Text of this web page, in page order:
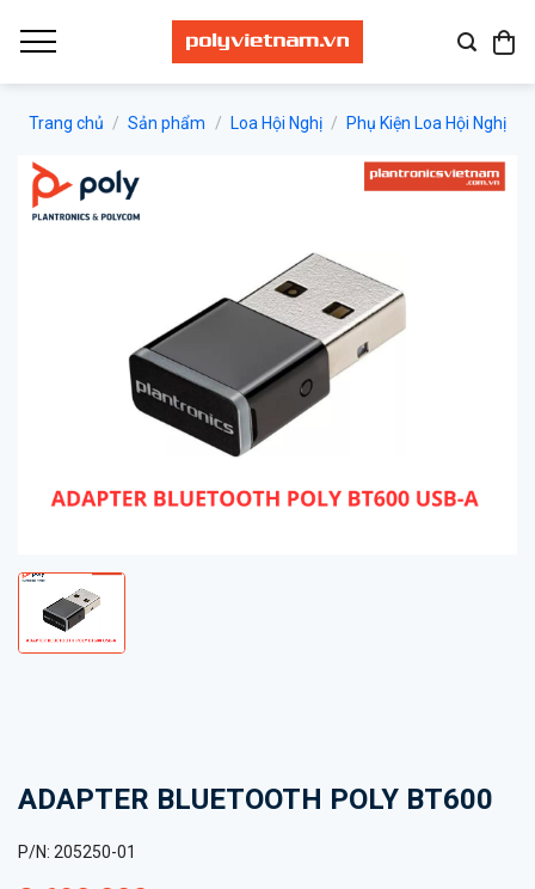
qua
Trang chủ / Sản phẩm / Loa Hội Nghị / Phụ Kiện Loa Hội Nghị
ADAPTER BLUETOOTH POLY BT600
P/N: 205250-01